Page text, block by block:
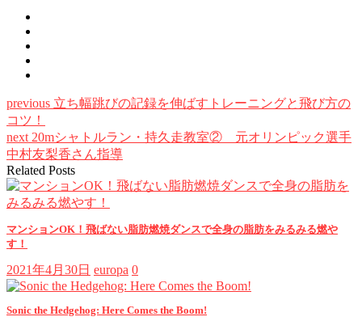
previous 立ち幅跳びの記録を伸ばすトレーニングと飛び方の
コツ！
next 20mシャトルラン・持久走教室② 元オリンピック選手
中村友梨香さん指導
Related Posts
マンションOK！飛ばない脂肪燃焼ダンスで全身の脂肪をみるみる燃や
す！
2021年4月30日 europa 0
Sonic the Hedgehog: Here Comes the Boom!